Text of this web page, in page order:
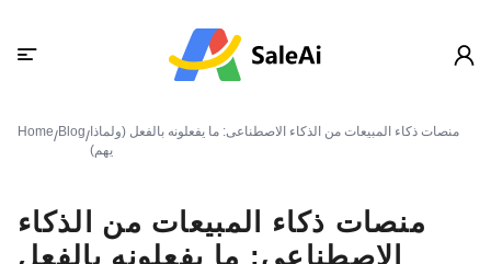
Home/Blog/ منصات ذكاء المبيعات من الذكاء الاصطناعى: ما يفعلونه بالفعل (ولماذا
يهم)
منصات ذكاء المبيعات من الذكاء
الاصطناعى: ما يفعلونه بالفعل